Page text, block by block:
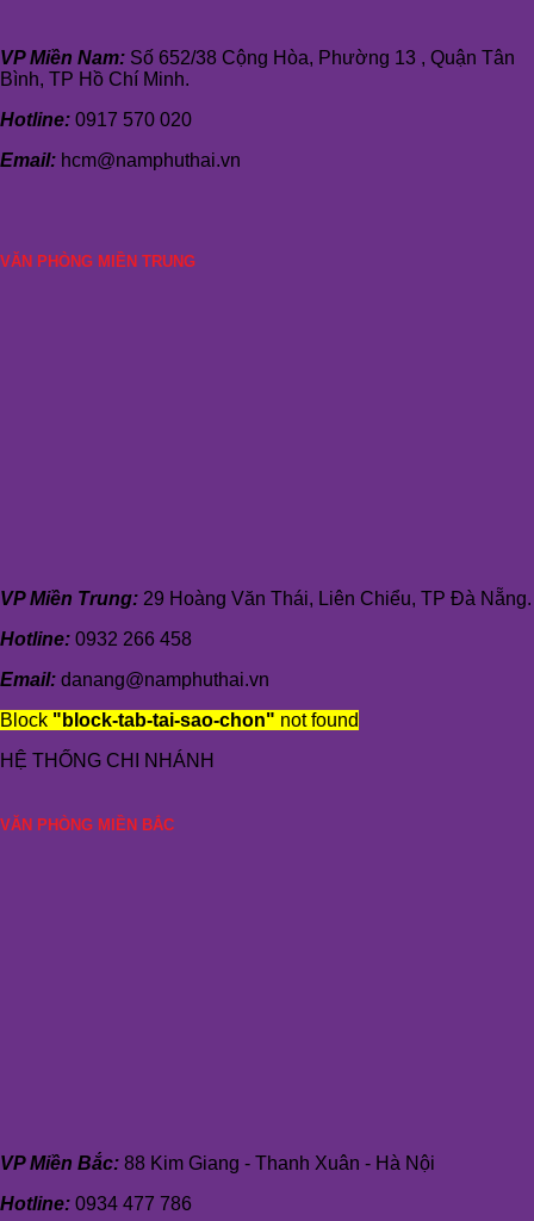
VP Miền Nam: Số 652/38 Cộng Hòa, Phường 13 , Quận Tân
Bình, TP Hồ Chí Minh.
Hotline: 0917 570 020
Email: hcm@namphuthai.vn
VĂN PHÒNG MIỀN TRUNG
VP Miền Trung: 29 Hoàng Văn Thái, Liên Chiểu, TP Đà Nẵng.
Hotline: 0932 266 458
Email: danang@namphuthai.vn
Block "block-tab-tai-sao-chon" not found
HỆ THỐNG CHI NHÁNH
VĂN PHÒNG MIỀN BẮC
VP Miền Bắc: 88 Kim Giang - Thanh Xuân - Hà Nội
Hotline: 0934 477 786